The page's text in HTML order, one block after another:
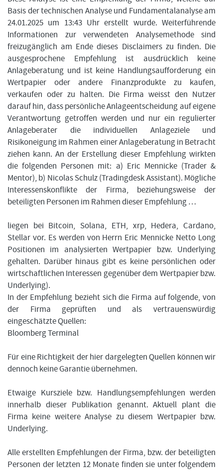
Basis der technischen Analyse und Fundamentalanalyse am
24.01.2025 um 13:43 Uhr erstellt wurde. Weiterführende
Informationen zur verwendeten Analysemethode sind
freizugänglich am Ende dieses Disclaimers zu finden. Die
ausgesprochene Empfehlung ist ausdrücklich keine
Anlageberatung und ist keine Handlungsaufforderung ein
Wertpapier oder andere Finanzprodukte zu kaufen,
verkaufen oder zu halten. Die Firma weisst den Nutzer
darauf hin, dass persönliche Anlageentscheidung auf eigene
Verantwortung getroffen werden und nur ein regulierter
Anlageberater die individuellen Anlageziele und
Risikoneigung im Rahmen einer Anlageberatung in Betracht
ziehen kann. An der Erstellung dieser Empfehlung wirkten
die folgenden Personen mit: a) Eric Mennicke (Trader &
Mentor), b) Nicolas Schulz (Tradingdesk Assistant). Mögliche
Interessenskonflikte der Firma, beziehungsweise der
beteiligten Personen im Rahmen dieser Empfehlung …
liegen bei Bitcoin, Solana, ETH, xrp, Hedera, Cardano,
Stellar vor. Es werden von Herrn Eric Mennicke Netto Long
Positionen im analysierten Wertpapier bzw. Underlying
gehalten. Darüber hinaus gibt es keine persönlichen oder
wirtschaftlichen Interessen gegenüber dem Wertpapier bzw.
Underlying).
In der Empfehlung bezieht sich die Firma auf folgende, von
der Firma geprüften und als vertrauenswürdig
eingeschätzte Quellen:
Bloomberg Terminal
Für eine Richtigkeit der hier dargelegten Quellen können wir
dennoch keine Garantie übernehmen.
Etwaige Kursziele bzw. Handlungsempfehlungen werden
innerhalb dieser Publikation genannt. Aktuell plant die
Firma keine weitere Analyse zu diesem Wertpapier bzw.
Underlying.
Alle erstellten Empfehlungen der Firma, bzw. der beteiligten
Personen der letzten 12 Monate finden sie unter folgendem